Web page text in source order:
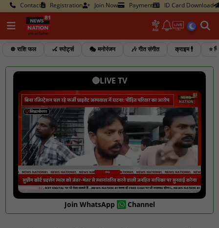
Contact Registration Join Now Payment ID Card Download
☸️ राशि फल 🏑 स्पोर्ट्स 🎭 मनोरंजन 🎶 गीत संगीत क्राइम 🕴️ ⭐
🔴LIVE TV
Join WhatsApp Channel